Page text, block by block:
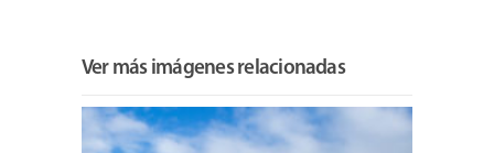
Ver más imágenes relacionadas